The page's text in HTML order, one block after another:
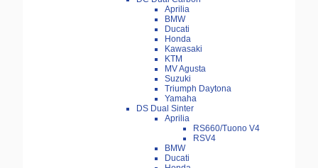
Aprilia
BMW
Ducati
Honda
Kawasaki
KTM
MV Agusta
Suzuki
Triumph Daytona
Yamaha
DS Dual Sinter
Aprilia
RS660/Tuono V4
RSV4
BMW
Ducati